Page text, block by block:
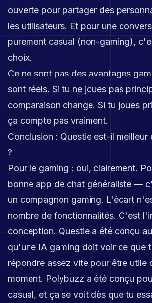
ouverte pour partager des
les utilisateurs. Et pour une
purement casual (non-gaming),
choix.
Ce ne sont pas des avantages
sont réels. Si tu ne joues pas
comparaison change. Si tu joues
ça compte pas vraiment.
Conclusion : Questie est-il meilleur
?
Pour le gaming : oui, clairement.
bonne app de chat généraliste —
un compagnon gaming. L'écart
nombre de fonctionnalités. C'est
conception. Questie a été conçu
qu'une IA gaming doit voir ce que
répondre assez vite pour être utile
moment. Polybuzz a été conçu
casual, et ça se voit dès que tu